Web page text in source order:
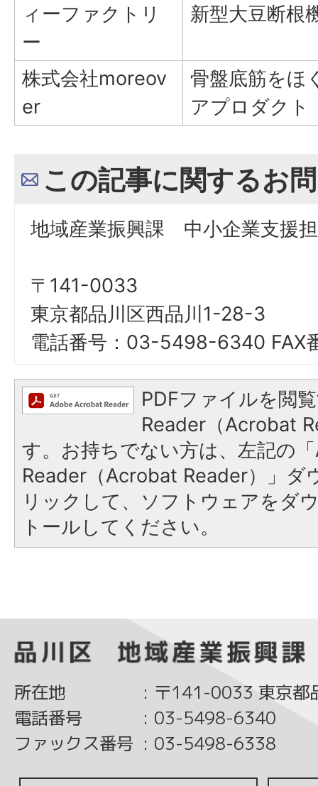
ィーファクトリ
ー
新型大豆断根
株式会社moreov
er
骨盤底筋をほ
アプロダクト
この記事に関するお
地域産業振興課 中小企業支援
〒141-0033
東京都品川区西品川1-28-3
電話番号：03-5498-6340
PDFファイルを閲
Reader（Acrobat
す。お持ちでない方は、左記の
Reader（Acrobat Reader）」ダ
リックして、ソフトウェアをダ
トールしてください。
所在地 : 〒141-0033 東京都
電話番号
: 03-5498-6340
ファックス番号 : 03-5498-6338